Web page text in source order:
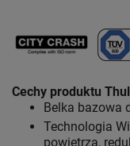
Cechy produktu
Belka bazowa
Technologia
powietrza,